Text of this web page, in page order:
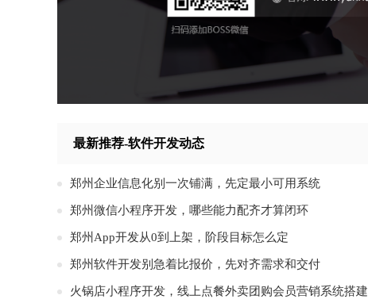
最新推荐-软件开发动态
郑州企业信息化别一次铺满，先定最小可用系统
郑州微信小程序开发，哪些能力配齐才算闭环
郑州App开发从0到上架，阶段目标怎么定
郑州软件开发别急着比报价，先对齐需求和交付
火锅店小程序开发，线上点餐外卖团购会员营销系统搭建